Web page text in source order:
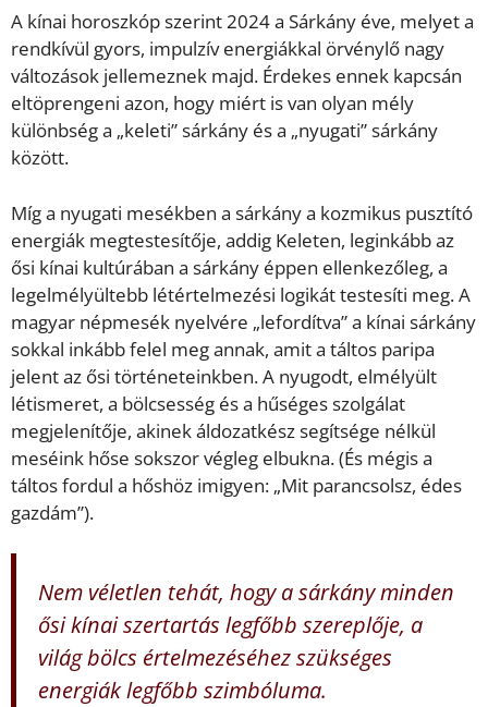
A kínai horoszkóp szerint 2024 a Sárkány éve, melyet a
rendkívül gyors, impulzív energiákkal örvénylő nagy
változások jellemeznek majd. Érdekes ennek kapcsán
eltöprengeni azon, hogy miért is van olyan mély
különbség a „keleti” sárkány és a „nyugati” sárkány
között.
Míg a nyugati mesékben a sárkány a kozmikus pusztító
energiák megtestesítője, addig Keleten, leginkább az
ősi kínai kultúrában a sárkány éppen ellenkezőleg, a
legelmélyültebb létértelmezési logikát testesíti meg. A
magyar népmesék nyelvére „lefordítva” a kínai sárkány
sokkal inkább felel meg annak, amit a táltos paripa
jelent az ősi történeteinkben. A nyugodt, elmélyült
létismeret, a bölcsesség és a hűséges szolgálat
megjelenítője, akinek áldozatkész segítsége nélkül
meséink hőse sokszor végleg elbukna. (És mégis a
táltos fordul a hőshöz imigyen: „Mit parancsolsz, édes
gazdám”).
Nem véletlen tehát, hogy a sárkány minden
ősi kínai szertartás legfőbb szereplője, a
világ bölcs értelmezéséhez szükséges
energiák legfőbb szimbóluma.